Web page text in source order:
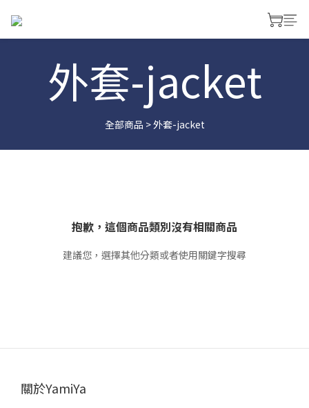
外套-jacket
全部商品 >外套-jacket
抱歉，這個商品類別沒有相關商品
建議您，選擇其他分類或者使用關鍵字搜尋
關於YamiYa